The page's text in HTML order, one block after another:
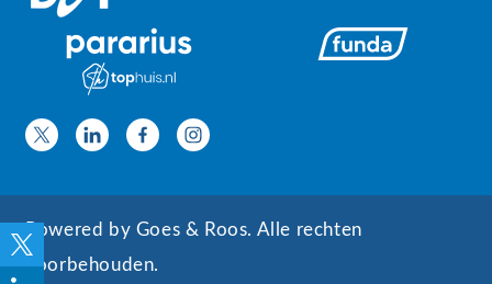
Powered by Goes & Roos. Alle rechten
voorbehouden.